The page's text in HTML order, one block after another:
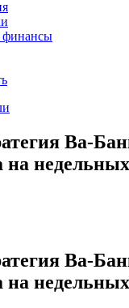
Ва-
на
Ва-
на